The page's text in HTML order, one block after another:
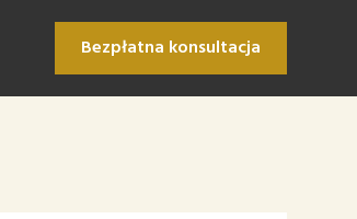
Bezpłatna konsultacja